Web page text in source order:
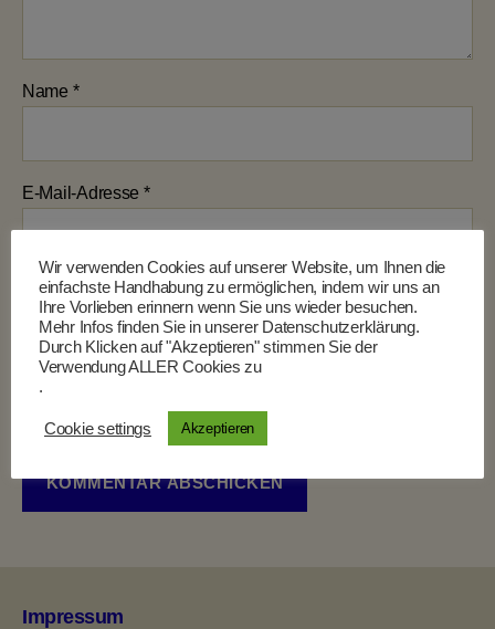
Name *
E-Mail-Adresse *
Website
meinen nächsten Kommentar speichern.
Impressum
Wir verwenden Cookies auf unserer Website, um Ihnen die
einfachste Handhabung zu ermöglichen, indem wir uns an
Ihre Vorlieben erinnern wenn Sie uns wieder besuchen.
Mehr Infos finden Sie in unserer Datenschutzerklärung.
Durch Klicken auf "Akzeptieren" stimmen Sie der
Verwendung ALLER Cookies zu
.
Cookie settings Akzeptieren